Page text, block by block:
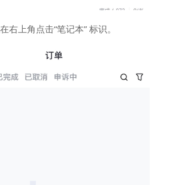
右上角点击“笔记本” 标识。